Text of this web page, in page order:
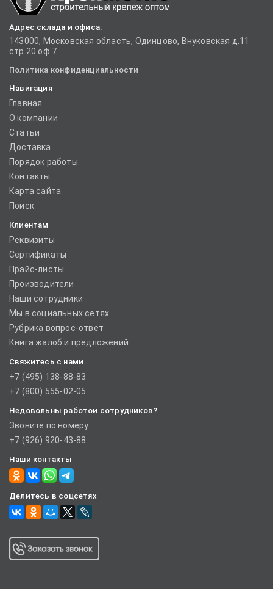
Адрес склада и офиса:
143000, Московская область, Одинцово, Внуковская д.11
стр.20 оф.7
Политика конфиденциальности
Навигация
Главная
О компании
Статьи
Доставка
Порядок работы
Контакты
Карта сайта
Поиск
Клиентам
Реквизиты
Сертификаты
Прайс-листы
Производители
Наши сотрудники
Мы в социальных сетях
Рубрика вопрос-ответ
Книга жалоб и предложений
Свяжитесь с нами
+7 (495) 138-88-83
+7 (800) 555-02-05
Недовольны работой сотрудников?
Звоните по номеру:
+7 (926) 920-43-88
Наши контакты
Делитесь в соцсетях